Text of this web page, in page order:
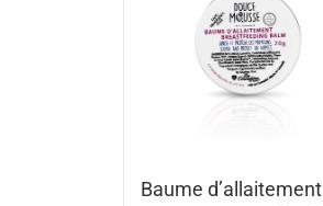
Baume d’allaitement